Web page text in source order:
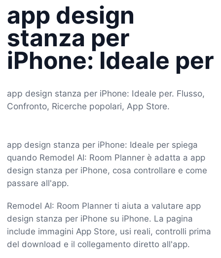
app design
stanza per
iPhone: Ideale per
app design stanza per iPhone: Ideale per. Flusso,
Confronto, Ricerche popolari, App Store.
app design stanza per iPhone: Ideale per spiega
quando Remodel AI: Room Planner è adatta a app
design stanza per iPhone, cosa controllare e come
passare all'app.
Remodel AI: Room Planner ti aiuta a valutare app
design stanza per iPhone su iPhone. La pagina
include immagini App Store, usi reali, controlli prima
del download e il collegamento diretto all'app.